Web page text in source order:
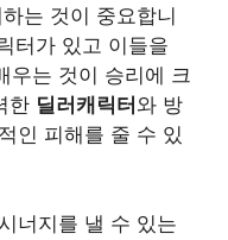
는 것이 중요합니
터가 있고 이들을
우는 것이 승리에 크
한 딜러캐릭터와 방
인 피해를 줄 수 있
너지를 낼 수 있는